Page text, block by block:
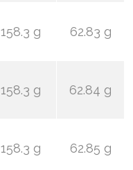
158.3 g 62.83 g
158.3 g 62.84 g
158.3 g 62.85 g